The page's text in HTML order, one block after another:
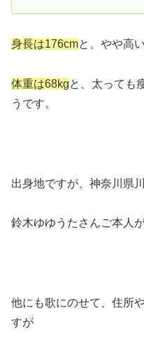
身長は176cmと、やや高
体重は68kgと、太っても
うです。
出身地ですが、神奈川県
鈴木ゆゆうたさんご本人
他にも歌にのせて、住所
すが